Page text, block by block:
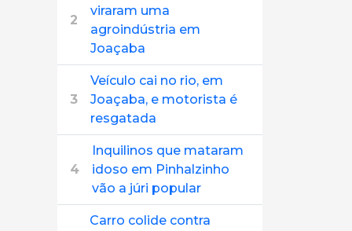
2
viraram uma
agroindústria em
Joaçaba
3
Veículo cai no rio, em
Joaçaba, e motorista é
resgatada
4
Inquilinos que mataram
idoso em Pinhalzinho
vão a júri popular
Carro colide contra